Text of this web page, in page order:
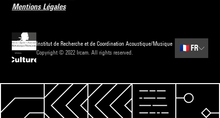
Mentions Légales
Institut de Recherche et de Coordination Acoustique/Musique
Copyright © 2022 Ircam. All rights reserved.
🇫🇷 FR